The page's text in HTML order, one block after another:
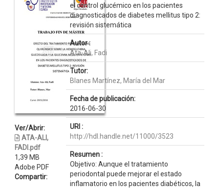
Ver/Abrir:
ATA-ALI,
FADI.pdf
1,39 MB
Adobe PDF
Compartir:
el control glucémico en los pacientes
diagnosticados de diabetes mellitus tipo 2:
revisión sistemática
Autor :
Ata-Ali, Fadi
Tutor:
Blanes Martínez, María del Mar
Fecha de publicación:
2016-06-30
URI :
http://hdl.handle.net/11000/3523
Resumen :
Objetivo: Aunque el tratamiento
periodontal puede mejorar el estado
inflamatorio en los pacientes diabéticos, la